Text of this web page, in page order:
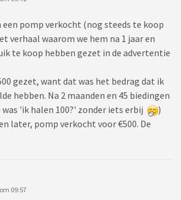
een pomp verkocht (nog steeds te koop
verhaal waarom we hem na 1 jaar en
te koop hebben gezet in de advertentie
gezet, want dat was het bedrag dat ik
hebben. Na 2 maanden en 45 biedingen
'ik halen 100?' zonder iets erbij
)
later, pomp verkocht voor €500. De
om 09:57